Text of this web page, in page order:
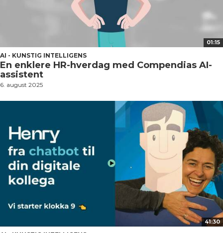
01:15
AI - KUNSTIG INTELLIGENS
En enklere HR-hverdag med Compendias AI-
assistent
6. august 2025
41:30